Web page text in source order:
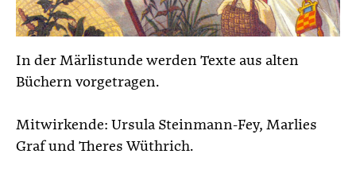
In der Märlistunde werden Texte aus alten
Büchern vorgetragen.
Mitwirkende: Ursula Steinmann-Fey, Marlies
Graf und Theres Wüthrich.